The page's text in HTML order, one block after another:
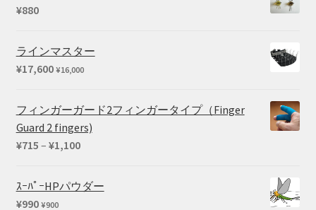
¥880
ラインマスター
¥17,600 ¥16,000
フィンガーガード2フィンガータイプ（Finger
Guard 2 fingers)
¥715 – ¥1,100価
帯:
¥715
ｽｰﾊﾟｰHPパウダー
¥990 ¥900